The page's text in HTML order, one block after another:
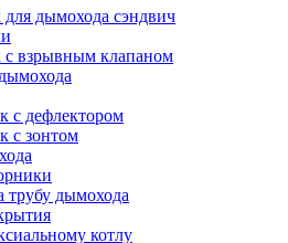
дымохода сэндвич
с взрывным клапаном
с дефлектором
с зонтом
трубу дымохода
котлу